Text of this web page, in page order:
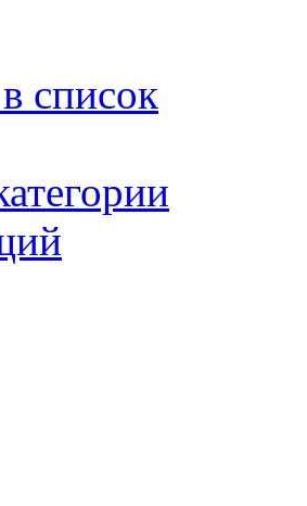
список